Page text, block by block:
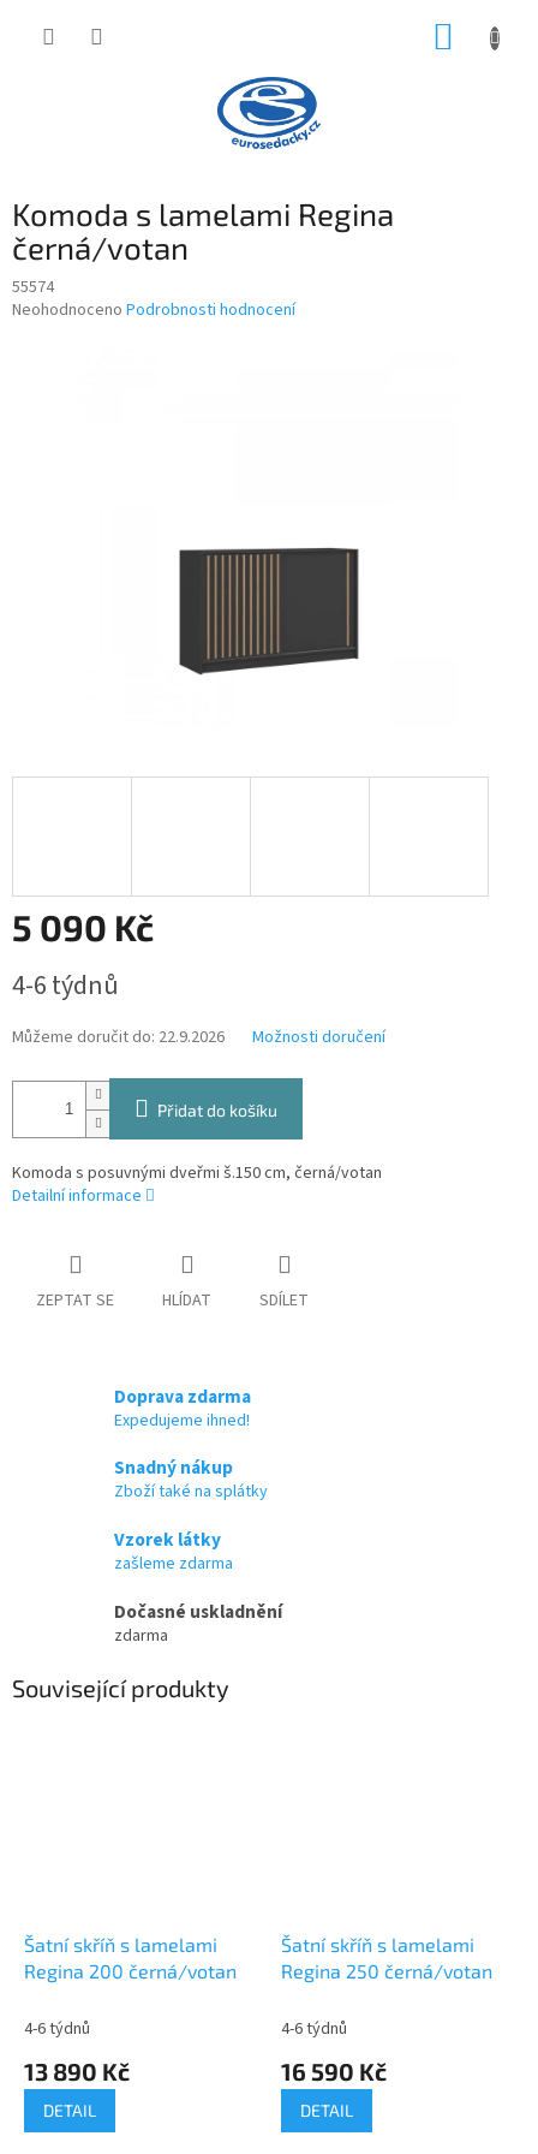
Komoda s lamelami Regina
černá/votan
55574
Průměrné
Neohodnoceno Podrobnosti hodnocení
5 090 Kč
cena:
4-6 týdnů
Můžeme doručit do: 22.9.2026 Možnosti doručení
Přidat do košíku
Komoda s posuvnými dveřmi š.150 cm, černá/votan
Detailní informace
ZEPTAT SE HLÍDAT SDÍLET
Doprava zdarma
Expedujeme ihned!
Snadný nákup
Zboží také na splátky
Vzorek látky
zašleme zdarma
Dočasné uskladnění
zdarma
Související produkty
Šatní skříň s lamelami
Regina 200 černá/votan
4-6 týdnů
13 890 Kč
DETAIL
Šatní skříň s lamelami
Regina 250 černá/votan
4-6 týdnů
16 590 Kč
DETAIL